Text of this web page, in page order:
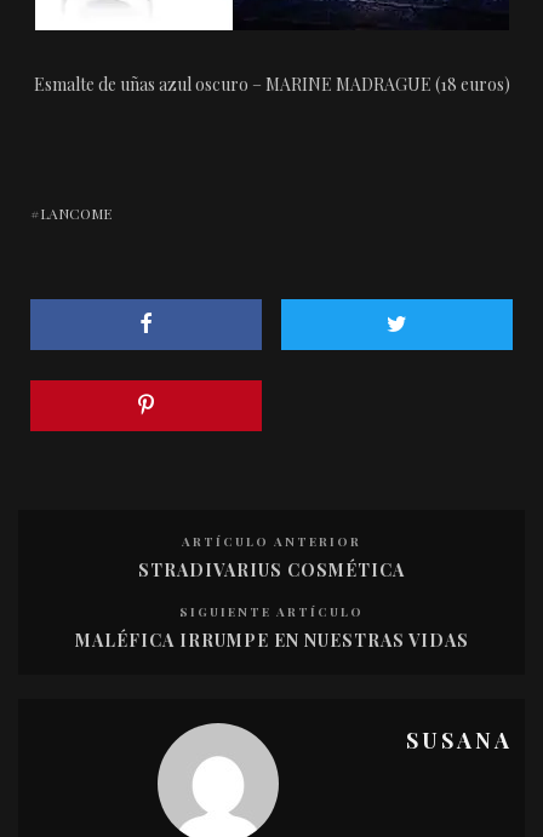
Esmalte de uñas azul oscuro – MARINE MADRAGUE (18 euros)
LANCOME
ARTÍCULO ANTERIOR
STRADIVARIUS COSMÉTICA
SIGUIENTE ARTÍCULO
MALÉFICA IRRUMPE EN NUESTRAS VIDAS
SUSANA